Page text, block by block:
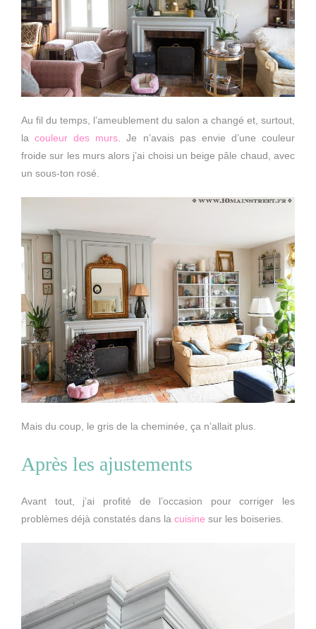
Au fil du temps, l’ameublement du salon a changé et, surtout,
lacouleur des murs . Je n’avais pas envie d’une couleur
froide sur les murs alors j’ai choisi un beige pâle chaud, avec
un sous-ton rosé.
Mais du coup, le gris de la cheminée, ça n’allait plus.
Après les ajustements
Avant tout, j’ai profité de l’occasion pour corriger les
problèmes déjà constatés dans la cuisine sur les boiseries.